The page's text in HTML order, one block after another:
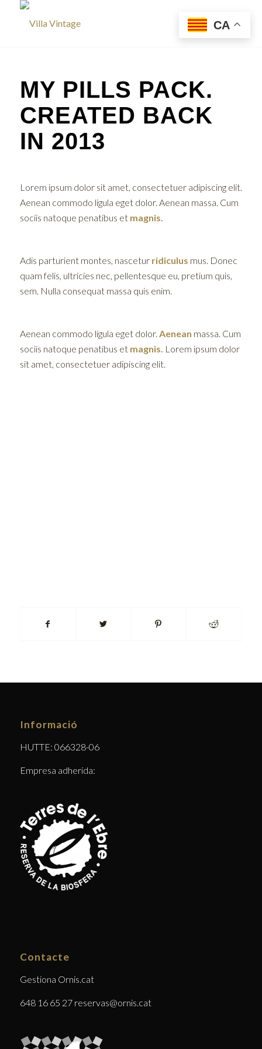
MY PILLS PACK.
CREATED BACK
IN 2013
Lorem ipsum dolor sit amet, consectetuer adipiscing elit.
Aenean commodo ligula eget dolor. Aenean massa. Cum
sociis natoque penatibus et magnis.
Adis parturient montes, nascetur ridiculus mus. Donec
quam felis, ultricies nec, pellentesque eu, pretium quis,
sem. Nulla consequat massa quis enim.
Aenean commodo ligula eget dolor. Aenean massa. Cum
sociis natoque penatibus et magnis. Lorem ipsum dolor
sit amet, consectetuer adipiscing elit.
Informació
HUTTE: 066328-06
Empresa adherida:
Contacte
Gestiona Ornis.cat
648 16 65 27 reservas@ornis.cat
CA